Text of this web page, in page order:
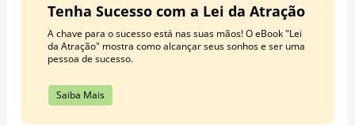
Tenha Sucesso com a Lei da Atração
A chave para o sucesso está nas suas mãos! O eBook "Lei
da Atração" mostra como alcançar seus sonhos e ser uma
pessoa de sucesso.
Saiba Mais